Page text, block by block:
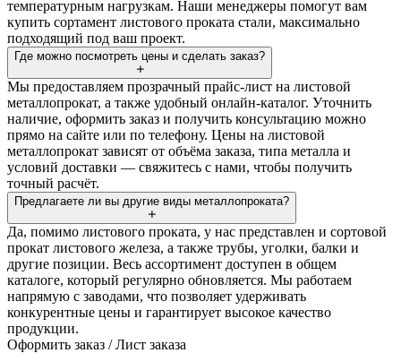
температурным нагрузкам. Наши менеджеры помогут вам
купить сортамент листового проката стали, максимально
подходящий под ваш проект.
Где можно посмотреть цены и сделать заказ?
Мы предоставляем прозрачный прайс-лист на листовой
металлопрокат, а также удобный онлайн-каталог. Уточнить
наличие, оформить заказ и получить консультацию можно
прямо на сайте или по телефону. Цены на листовой
металлопрокат зависят от объёма заказа, типа металла и
условий доставки — свяжитесь с нами, чтобы получить
точный расчёт.
Предлагаете ли вы другие виды металлопроката?
Да, помимо листового проката, у нас представлен и сортовой
прокат листового железа, а также трубы, уголки, балки и
другие позиции. Весь ассортимент доступен в общем
каталоге, который регулярно обновляется. Мы работаем
напрямую с заводами, что позволяет удерживать
конкурентные цены и гарантирует высокое качество
продукции.
Оформить заказ / Лист заказа